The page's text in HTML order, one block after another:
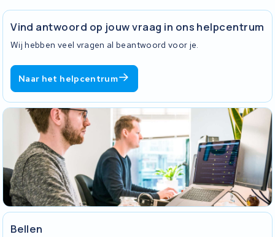
Vind antwoord op jouw vraag in ons helpcentrum
Wij hebben veel vragen al beantwoord voor je.
Naar het helpcentrum
Bellen